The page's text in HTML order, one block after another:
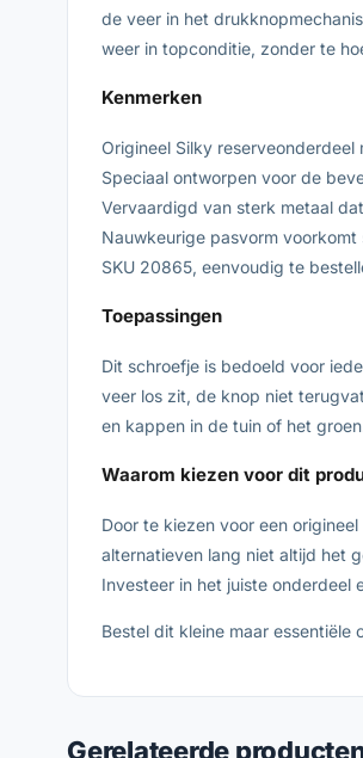
de veer in het
weer in topconditie, zonder te
Kenmerken
Origineel Silky
Speciaal ontworpen voor de
Vervaardigd van sterk metaal
Nauwkeurige pasvorm
SKU 20865, eenvoudig te
Toepassingen
Dit schroefje is bedoeld voor
veer los zit, de knop niet
en kappen in de tuin of het
Waarom kiezen voor dit
Door te kiezen voor een
alternatieven lang niet altijd het
Investeer in het juiste onderdeel
Bestel dit kleine maar
Gerelateerde